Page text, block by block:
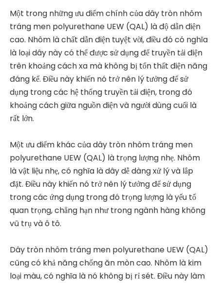
Một trong những ưu điểm chính của dây tròn nhôm
tráng men polyurethane UEW (QAL) là độ dẫn điện
cao. Nhôm là chất dẫn điện tuyệt vời, điều đó có nghĩa
là loại dây này có thể được sử dụng để truyền tải điện
trên khoảng cách xa mà không bị tổn thất điện năng
đáng kể. Điều này khiến nó trở nên lý tưởng để sử
dụng trong các hệ thống truyền tải điện, trong đó
khoảng cách giữa nguồn điện và người dùng cuối là
rất lớn.
Một ưu điểm khác của dây tròn nhôm tráng men
polyurethane UEW (QAL) là trọng lượng nhẹ. Nhôm
là vật liệu nhẹ, có nghĩa là dây dễ dàng xử lý và lắp
đặt. Điều này khiến nó trở nên lý tưởng để sử dụng
trong các ứng dụng trong đó trọng lượng là yếu tố
quan trọng, chẳng hạn như trong ngành hàng không
vũ trụ và ô tô.
Dây tròn nhôm tráng men polyurethane UEW (QAL)
cũng có khả năng chống ăn mòn cao. Nhôm là kim
loại màu, có nghĩa là nó không bị rỉ sét. Điều này làm